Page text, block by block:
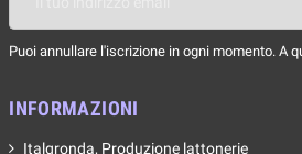
Puoi annullare l'iscrizione in ogni momento. A
INFORMAZIONI
Italgronda, Produzione lattonerie